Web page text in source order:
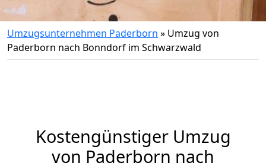
Umzugsunternehmen Paderborn » Umzug von
Paderborn nach Bonndorf im Schwarzwald
Kostengünstiger Umzug
von Paderborn nach